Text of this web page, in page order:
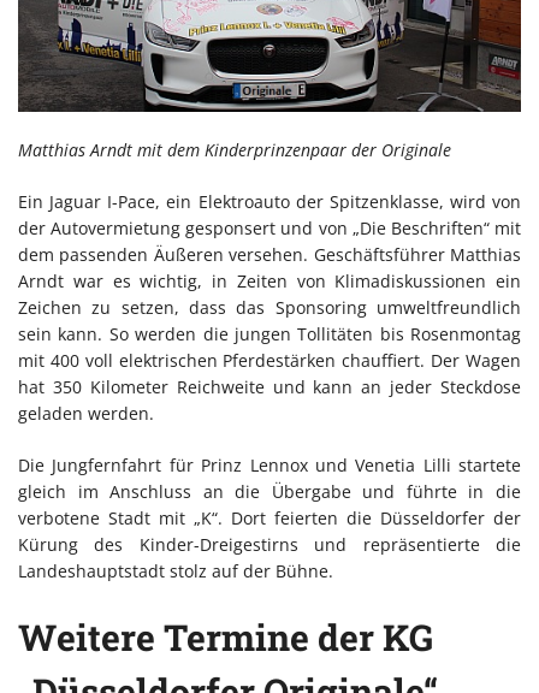
Matthias Arndt mit dem Kinderprinzenpaar der Originale
Ein Jaguar I-Pace, ein Elektroauto der Spitzenklasse, wird von
der Autovermietung gesponsert und von „Die Beschriften“ mit
dem passenden Äußeren versehen. Geschäftsführer Matthias
Arndt war es wichtig, in Zeiten von Klimadiskussionen ein
Zeichen zu setzen, dass das Sponsoring umweltfreundlich
sein kann. So werden die jungen Tollitäten bis Rosenmontag
mit 400 voll elektrischen Pferdestärken chauffiert. Der Wagen
hat 350 Kilometer Reichweite und kann an jeder Steckdose
geladen werden.
Die Jungfernfahrt für Prinz Lennox und Venetia Lilli startete
gleich im Anschluss an die Übergabe und führte in die
verbotene Stadt mit „K“. Dort feierten die Düsseldorfer der
Kürung des Kinder-Dreigestirns und repräsentierte die
Landeshauptstadt stolz auf der Bühne.
Weitere Termine der KG